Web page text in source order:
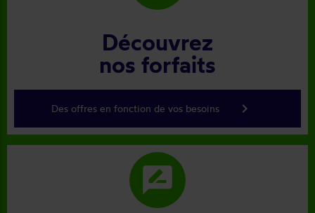
Découvrez
nos forfaits
Des offres en fonction de vos besoins keyboard_arrow_right
rate_review